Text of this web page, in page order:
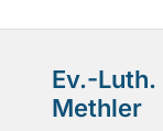
Ev.-
Methler